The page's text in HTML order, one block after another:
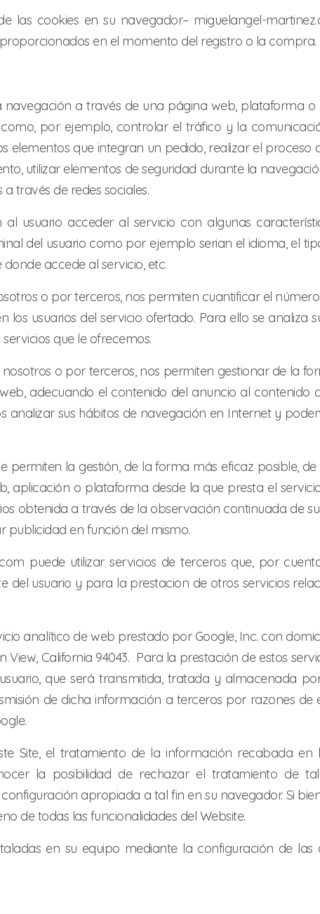
las cookies en su navegador– miguelangel-
en el momento del registro o la compra.
navegación a través de una página web, plataforma o
por ejemplo, controlar el tráfico y la
elementos que integran un pedido, realizar el
utilizar elementos de seguridad durante la
través de redes sociales.
al usuario acceder al servicio con algunas
del usuario como por ejemplo serian el idioma, el
accede al servicio, etc.
o por terceros, nos permiten cuantificar el
los usuarios del servicio ofertado. Para ello se analiza
que le ofrecemos.
o por terceros, nos permiten gestionar de la
adecuando el contenido del anuncio al contenido
analizar sus hábitos de navegación en Internet y
permiten la gestión, de la forma más eficaz posible,
aplicación o plataforma desde la que presta el
obtenida a través de la observación continuada de
publicidad en función del mismo.
puede utilizar servicios de terceros que, por
del usuario y para la prestacion de otros servicios
analítico de web prestado por Google, Inc. con
California 94043. Para la prestación de estos
que será transmitida, tratada y almacenada
de dicha información a terceros por razones de
Site, el tratamiento de la información recabada
la posibilidad de rechazar el tratamiento de
apropiada a tal fin en su navegador. Si
de todas las funcionalidades del Website.
en su equipo mediante la configuración de